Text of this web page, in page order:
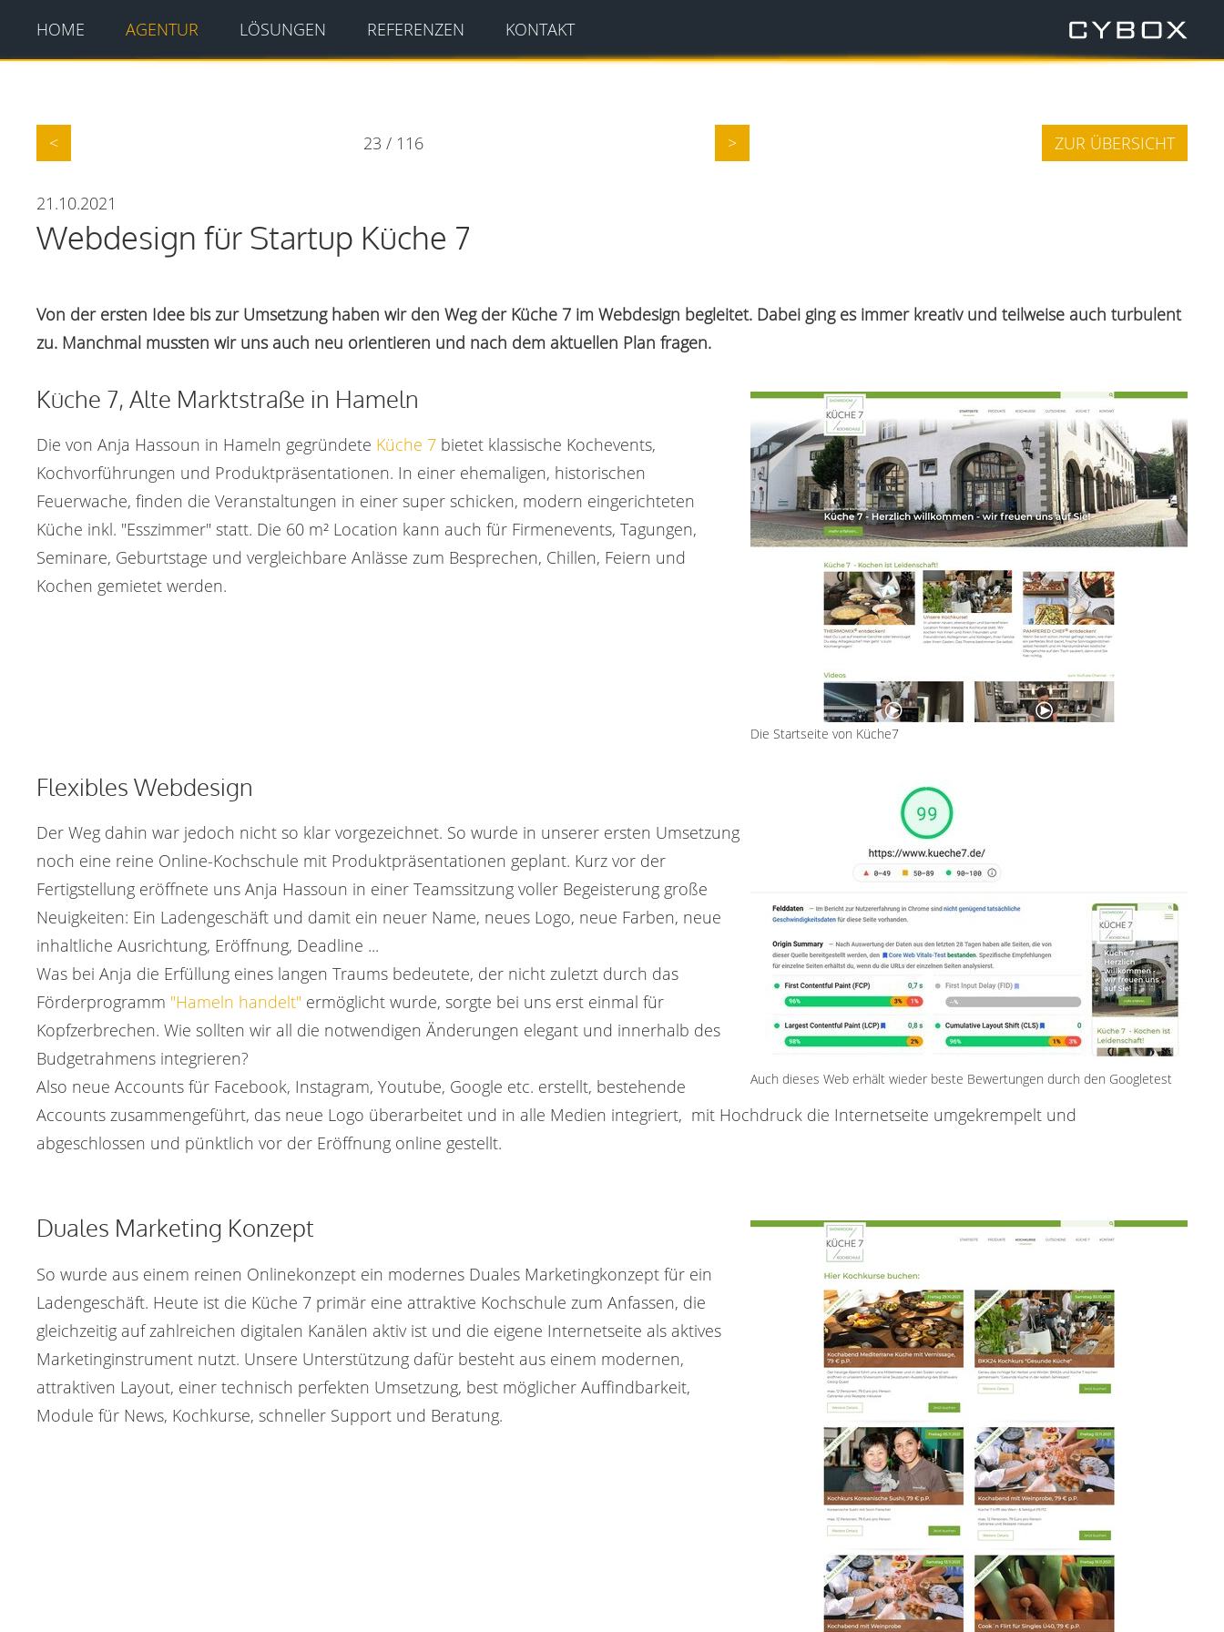
< 23 / 116 > ZUR ÜBERSICHT
21.10.2021
Webdesign für Startup Küche 7
Von der ersten Idee bis zur Umsetzung haben wir den Weg der Küche 7 im Webdesign begleitet. Dabei ging es immer kreativ und teilweise auch turbulent
zu. Manchmal mussten wir uns auch neu orientieren und nach dem aktuellen Plan fragen.
Die Startseite von Küche7
Küche 7, Alte Marktstraße in Hameln
Die von Anja Hassoun in Hameln gegründete Küche 7 bietet klassische Kochevents,
Kochvorführungen und Produktpräsentationen. In einer ehemaligen, historischen
Feuerwache, finden die Veranstaltungen in einer super schicken, modern eingerichteten
Küche inkl. "Esszimmer" statt. Die 60 m² Location kann auch für Firmenevents, Tagungen,
Seminare, Geburtstage und vergleichbare Anlässe zum Besprechen, Chillen, Feiern und
Kochen gemietet werden.
Auch dieses Web erhält wieder beste Bewertungen durch den Googletest
Flexibles Webdesign
Der Weg dahin war jedoch nicht so klar vorgezeichnet. So wurde in unserer ersten Umsetzung
noch eine reine Online-Kochschule mit Produktpräsentationen geplant. Kurz vor der
Fertigstellung eröffnete uns Anja Hassoun in einer Teamssitzung voller Begeisterung große
Neuigkeiten: Ein Ladengeschäft und damit ein neuer Name, neues Logo, neue Farben, neue
inhaltliche Ausrichtung, Eröffnung, Deadline ...
Was bei Anja die Erfüllung eines langen Traums bedeutete, der nicht zuletzt durch das
Förderprogramm "Hameln handelt" ermöglicht wurde, sorgte bei uns erst einmal für
Kopfzerbrechen. Wie sollten wir all die notwendigen Änderungen elegant und innerhalb des
Budgetrahmens integrieren?
Also neue Accounts für Facebook, Instagram, Youtube, Google etc. erstellt, bestehende
Accounts zusammengeführt, das neue Logo überarbeitet und in alle Medien integriert, mit Hochdruck die Internetseite umgekrempelt und
abgeschlossen und pünktlich vor der Eröffnung online gestellt.
Duales Marketing Konzept
So wurde aus einem reinen Onlinekonzept ein modernes Duales Marketingkonzept für ein
Ladengeschäft. Heute ist die Küche 7 primär eine attraktive Kochschule zum Anfassen, die
gleichzeitig auf zahlreichen digitalen Kanälen aktiv ist und die eigene Internetseite als aktives
Marketinginstrument nutzt. Unsere Unterstützung dafür besteht aus einem modernen,
attraktiven Layout, einer technisch perfekten Umsetzung, best möglicher Auffindbarkeit,
Module für News, Kochkurse, schneller Support und Beratung.
HOME AGENTUR LÖSUNGEN REFERENZEN KONTAKT